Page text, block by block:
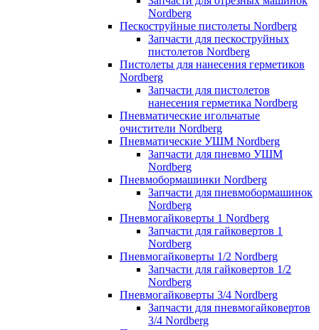
Nordberg
Пескоструйные пистолеты Nordberg
Запчасти для пескоструйных
пистолетов Nordberg
Пистолеты для нанесения герметиков
Nordberg
Запчасти для пистолетов
нанесения герметика Nordberg
Пневматические игольчатые
очистители Nordberg
Пневматические УШМ Nordberg
Запчасти для пневмо УШМ
Nordberg
Пневмобормашинки Nordberg
Запчасти для пневмобормашинок
Nordberg
Пневмогайковерты 1 Nordberg
Запчасти для гайковертов 1
Nordberg
Пневмогайковерты 1/2 Nordberg
Запчасти для гайковертов 1/2
Nordberg
Пневмогайковерты 3/4 Nordberg
Запчасти для пневмогайковертов
3/4 Nordberg